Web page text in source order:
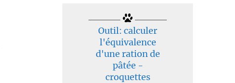
Outil: calculer
l'équivalence
d'une ration de
pâtée -
croquettes